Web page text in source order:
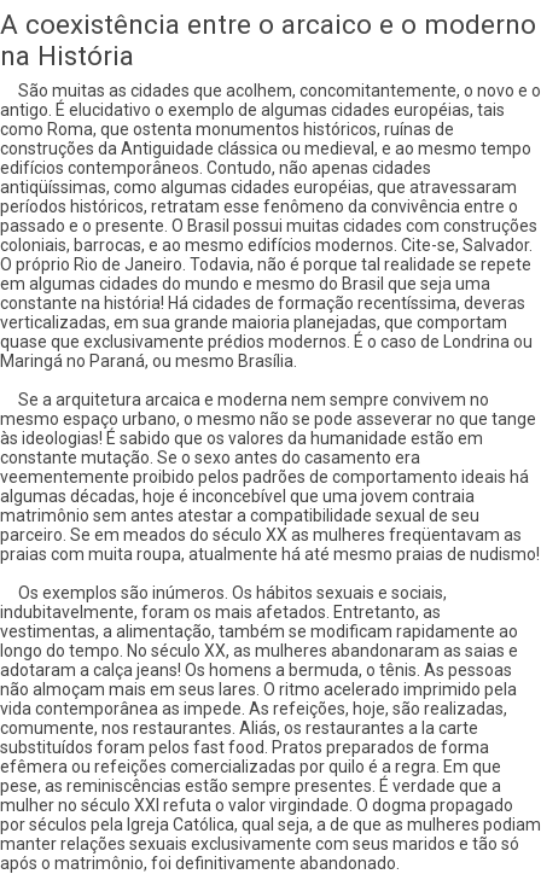
A coexistência entre o arcaico e o moderno
na História
São muitas as cidades que acolhem, concomitantemente, o novo e o
antigo. É elucidativo o exemplo de algumas cidades européias, tais
como Roma, que ostenta monumentos históricos, ruínas de
construções da Antiguidade clássica ou medieval, e ao mesmo tempo
edifícios contemporâneos. Contudo, não apenas cidades
antiqüíssimas, como algumas cidades européias, que atravessaram
períodos históricos, retratam esse fenômeno da convivência entre o
passado e o presente. O Brasil possui muitas cidades com construções
coloniais, barrocas, e ao mesmo edifícios modernos. Cite-se, Salvador.
O próprio Rio de Janeiro. Todavia, não é porque tal realidade se repete
em algumas cidades do mundo e mesmo do Brasil que seja uma
constante na história! Há cidades de formação recentíssima, deveras
verticalizadas, em sua grande maioria planejadas, que comportam
quase que exclusivamente prédios modernos. É o caso de Londrina ou
Maringá no Paraná, ou mesmo Brasília.
Se a arquitetura arcaica e moderna nem sempre convivem no
mesmo espaço urbano, o mesmo não se pode asseverar no que tange
às ideologias! É sabido que os valores da humanidade estão em
constante mutação. Se o sexo antes do casamento era
veementemente proibido pelos padrões de comportamento ideais há
algumas décadas, hoje é inconcebível que uma jovem contraia
matrimônio sem antes atestar a compatibilidade sexual de seu
parceiro. Se em meados do século XX as mulheres freqüentavam as
praias com muita roupa, atualmente há até mesmo praias de nudismo!
Os exemplos são inúmeros. Os hábitos sexuais e sociais,
indubitavelmente, foram os mais afetados. Entretanto, as
vestimentas, a alimentação, também se modificam rapidamente ao
longo do tempo. No século XX, as mulheres abandonaram as saias e
adotaram a calça jeans! Os homens a bermuda, o tênis. As pessoas
não almoçam mais em seus lares. O ritmo acelerado imprimido pela
vida contemporânea as impede. As refeições, hoje, são realizadas,
comumente, nos restaurantes. Aliás, os restaurantes a la carte
substituídos foram pelos fast food. Pratos preparados de forma
efêmera ou refeições comercializadas por quilo é a regra. Em que
pese, as reminiscências estão sempre presentes. É verdade que a
mulher no século XXI refuta o valor virgindade. O dogma propagado
por séculos pela Igreja Católica, qual seja, a de que as mulheres podiam
manter relações sexuais exclusivamente com seus maridos e tão só
após o matrimônio, foi definitivamente abandonado.